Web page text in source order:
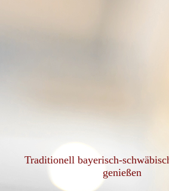
Traditionell bayerisch-
genießen